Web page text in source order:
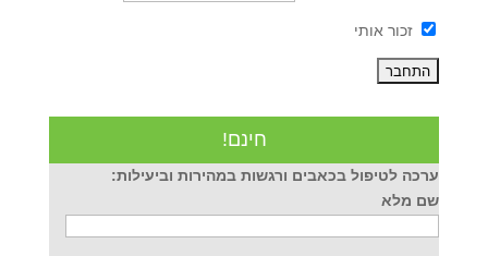
זכור אותי
חינם!
ערכה לטיפול בכאבים ורגשות במהירות וביעילות:
שם מלא